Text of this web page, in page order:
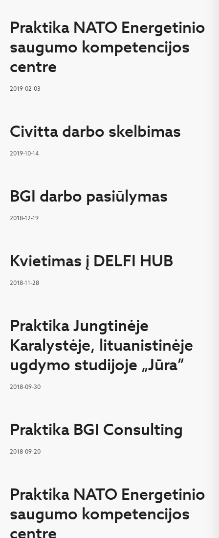
Praktika NATO Energetinio
saugumo kompetencijos
centre
2019-02-03
Civitta darbo skelbimas
2019-10-14
BGI darbo pasiūlymas
2018-12-19
Kvietimas į DELFI HUB
2018-11-28
Praktika Jungtinėje
Karalystėje, lituanistinėje
ugdymo studijoje „Jūra”
2018-09-30
Praktika BGI Consulting
2018-09-20
Praktika NATO Energetinio
saugumo kompetencijos
centre